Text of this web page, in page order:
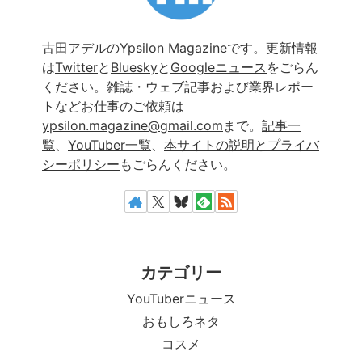
古田アデルのYpsilon Magazineです。更新情報
はTwitterと Blueskyと Googleニュース をごらん
ください。雑誌・ウェブ記事および業界レポー
トなどお仕事のご依頼は
ypsilon.magazine@gmail.com まで。 記事一
覧
YouTuber一覧
本サイトの説明とプライバ
シーポリシー もごらんください。
カテゴリー
YouTuberニュース
おもしろネタ
コスメ